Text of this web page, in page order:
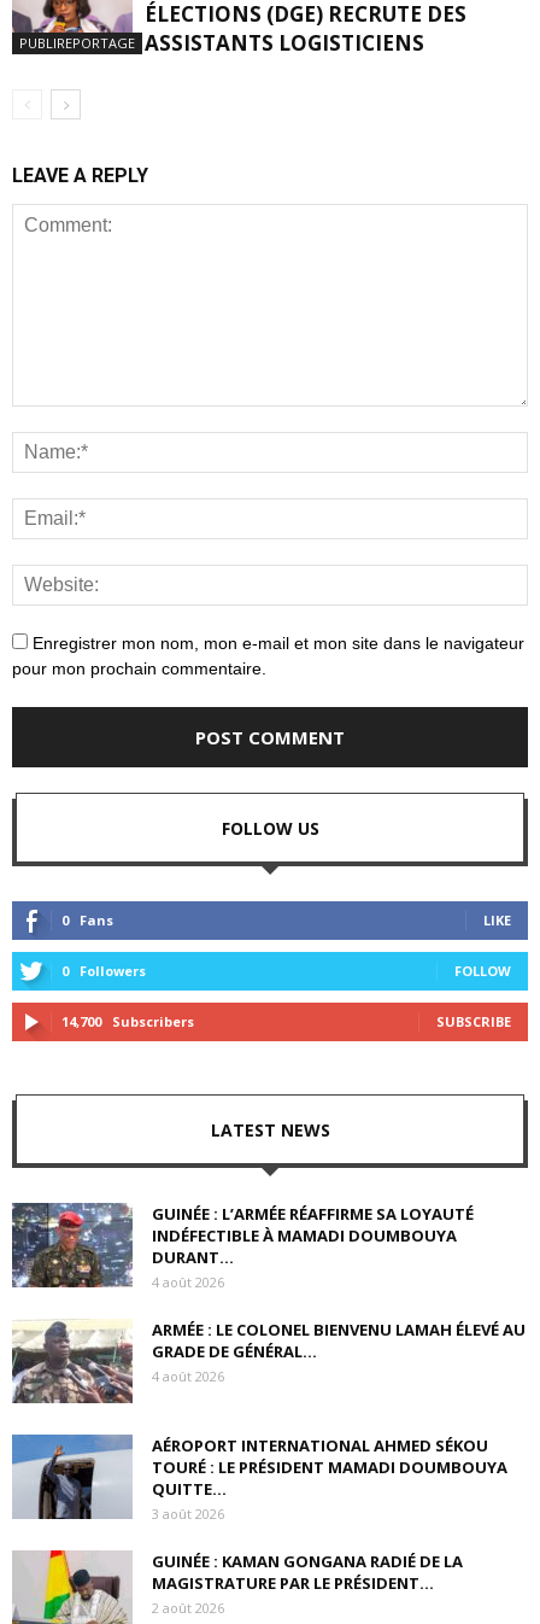
PUBLIREPORTAGE
ÉLECTIONS (DGE) RECRUTE DES
ASSISTANTS LOGISTICIENS
LEAVE A REPLY
Enregistrer mon nom, mon e-mail et mon site dans le navigateur
pour mon prochain commentaire.
FOLLOW US
0 Fans LIKE
0 Followers FOLLOW
14,700 Subscribers SUBSCRIBE
LATEST NEWS
GUINÉE : L’ARMÉE RÉAFFIRME SA LOYAUTÉ
INDÉFECTIBLE À MAMADI DOUMBOUYA
DURANT...
4 août 2026
ARMÉE : LE COLONEL BIENVENU LAMAH ÉLEVÉ AU
GRADE DE GÉNÉRAL...
4 août 2026
AÉROPORT INTERNATIONAL AHMED SÉKOU
TOURÉ : LE PRÉSIDENT MAMADI DOUMBOUYA
QUITTE...
3 août 2026
GUINÉE : KAMAN GONGANA RADIÉ DE LA
MAGISTRATURE PAR LE PRÉSIDENT...
2 août 2026